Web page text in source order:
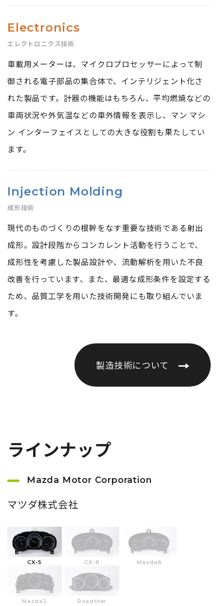
Electronics
エレクトロニクス技術
車載用メーターは、マイクロプロセッサーによって制
御される電子部品の集合体で、インテリジェント化さ
れた製品です。計器の機能はもちろん、平均燃焼などの
車両状況や外気温などの車外情報を表示し、マン マシ
ン インターフェイスとしての大きな役割も果たしてい
ます。
Injection Molding
成形技術
現代のものづくりの根幹をなす重要な技術である射出
成形。設計段階からコンカレント活動を行うことで、
成形性を考慮した製品設計や、流動解析を用いた不良
改善を行っています、また、最適な成形条件を設定する
ため、品質工学を用いた技術開発にも取り組んでいま
す。
製造技術について
ラインナップ
Mazda Motor Corporation
マツダ株式会社
CX-5 CX-8 Mazda6
Mazda2 Roadster